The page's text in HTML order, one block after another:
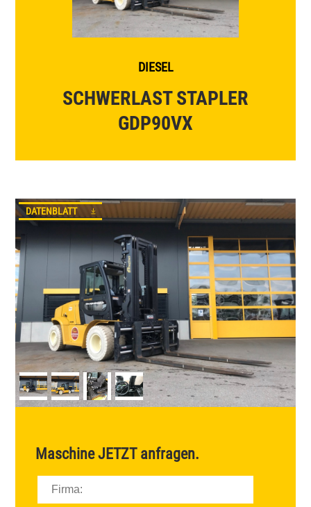
SCHERENBÜHNEN
GELÄNDESTAPLER
DIESEL
SCHWERLAST STAPLER
GDP90VX
DATENBLATT
MaschineJETZTanfragen.